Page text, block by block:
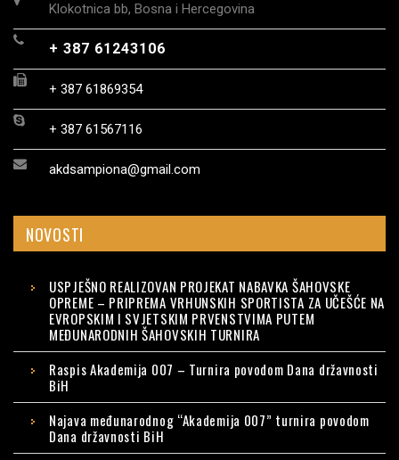
Klokotnica bb, Bosna i Hercegovina
+ 387 61243106
+ 387 61869354
+ 387 61567116
akdsampiona@gmail.com
NOVOSTI
USPJEŠNO REALIZOVAN PROJEKAT NABAVKA ŠAHOVSKE
OPREME – PRIPREMA VRHUNSKIH SPORTISTA ZA UČEŠĆE NA
EVROPSKIM I SVJETSKIM PRVENSTVIMA PUTEM
MEĐUNARODNIH ŠAHOVSKIH TURNIRA
Raspis Akademija 007 – Turnira povodom Dana državnosti
BiH
Najava međunarodnog “Akademija 007” turnira povodom
Dana državnosti BiH